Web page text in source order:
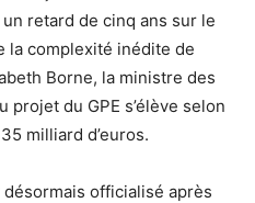
retard de cinq ans sur le
la complexité inédite de
Borne, la ministre des
du GPE s’élève selon
milliard d’euros.
officialisé après